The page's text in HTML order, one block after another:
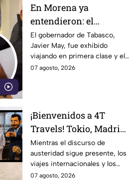
En Morena ya
entendieron: el
problema no es viajar
en primera clase… ¡es
que te graben!
El gobernador de Tabasco,
Javier May, fue exhibido
viajando en primera clase y el
tema llegó hasta la dirigencia
07 agosto, 2026
¡Bienvenidos a 4T
Travels! Tokio, Madrid,
París y vuelos de lujo…
la austeridad puede
esperar
Mientras el discurso de
austeridad sigue presente, los
viajes internacionales y los
vuelos de lujo se convierten en
07 agosto, 2026